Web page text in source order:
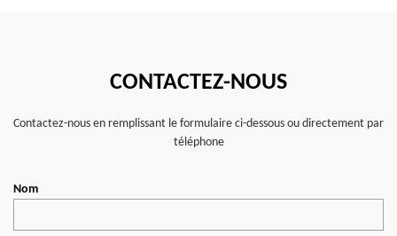
CONTACTEZ-NOUS
Contactez-nous en remplissant le formulaire ci-dessous ou directement par
téléphone
Nom